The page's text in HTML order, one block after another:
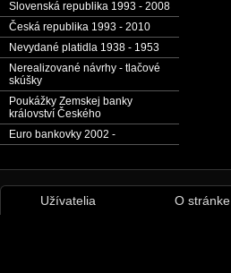
Slovenská republika 1993 - 2008
Česká republika 1993 - 2010
Nevydané platidla 1938 - 1953
Nerealizované návrhy - tlačové
skúšky
Poukážky Zemskej banky
království Českého
Euro bankovky 2002 -
Užívatelia O stránke